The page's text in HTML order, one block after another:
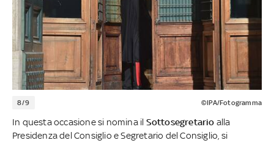
8/9 ©IPA/Fotogramma
In questa occasione si nomina il Sottosegretario alla
Presidenza del Consiglio e Segretario del Consiglio, si